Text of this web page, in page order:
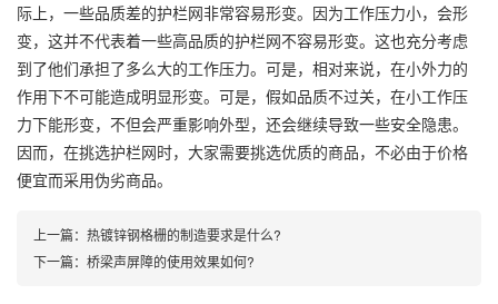
际上，一些品质差的护栏网非常容易形变。因为工作压力小，会形
变，这并不代表着一些高品质的护栏网不容易形变。这也充分考虑
到了他们承担了多么大的工作压力。可是，相对来说，在小外力的
作用下不可能造成明显形变。可是，假如品质不过关，在小工作压
力下能形变，不但会严重影响外型，还会继续导致一些安全隐患。
因而，在挑选护栏网时，大家需要挑选优质的商品，不必由于价格
便宜而采用伪劣商品。
上一篇： 热镀锌钢格栅的制造要求是什么?
下一篇： 桥梁声屏障的使用效果如何?